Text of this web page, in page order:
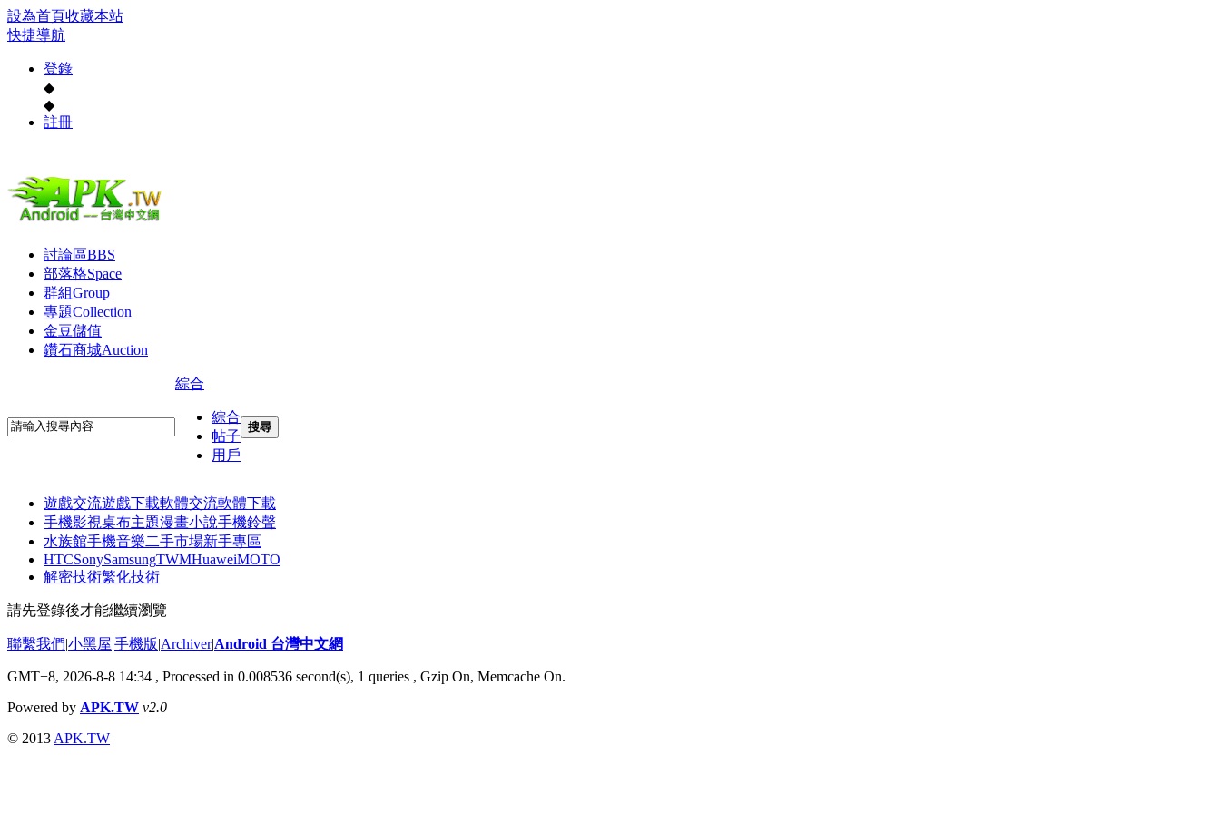
設為首頁收藏本站
快捷導航
登錄
◆
◆
註冊
討論區BBS
部落格Space
群組Group
專題Collection
金豆儲值
鑽石商城Auction
綜合
綜合
帖子
用戶
搜尋
遊戲交流遊戲下載軟體交流軟體下載
手機影視桌布主題漫畫小說手機鈴聲
水族館手機音樂二手市場新手專區
HTCSonySamsungTWMHuaweiMOTO
解密技術繁化技術
請先登錄後才能繼續瀏覽
聯繫我們|小黑屋|手機版|Archiver|Android 台灣中文網
GMT+8, 2026-8-8 14:34 , Processed in 0.008536 second(s), 1 queries , Gzip On, Memcache On.
Powered by APK.TW v2.0
© 2013 APK.TW